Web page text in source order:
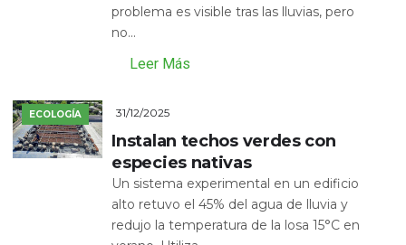
problema es visible tras las lluvias, pero
no...
Leer Más
ECOLOGÍA 31/12/2025
Instalan techos verdes con
especies nativas
Un sistema experimental en un edificio
alto retuvo el 45% del agua de lluvia y
redujo la temperatura de la losa 15°C en